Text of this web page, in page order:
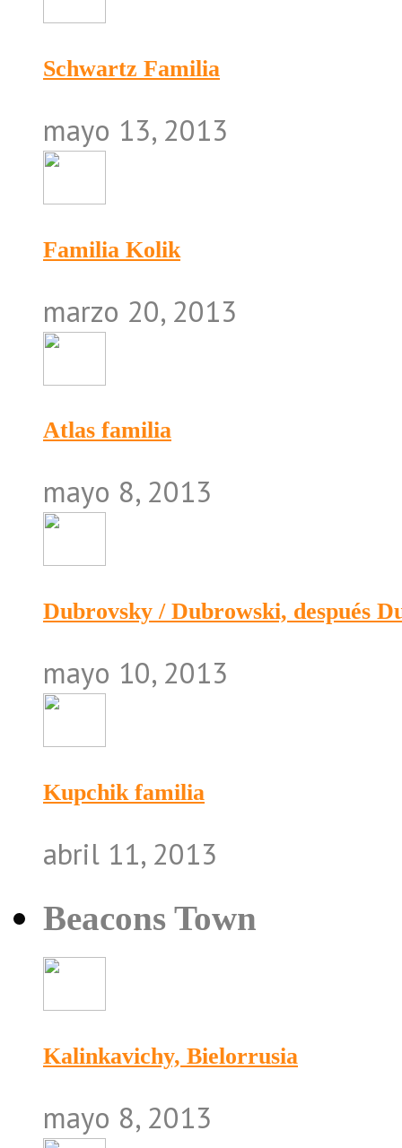
Schwartz Familia
mayo 13, 2013
Familia Kolik
marzo 20, 2013
Atlas familia
mayo 8, 2013
Dubrovsky / Dubrowski, después
mayo 10, 2013
Kupchik familia
abril 11, 2013
Beacons Town
Kalinkavichy, Bielorrusia
mayo 8, 2013